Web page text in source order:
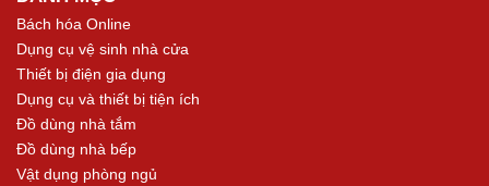
Bách hóa Online
Dụng cụ vệ sinh nhà cửa
Thiết bị điện gia dụng
Dụng cụ và thiết bị tiện ích
Đồ dùng nhà tắm
Đồ dùng nhà bếp
Vật dụng phòng ngủ